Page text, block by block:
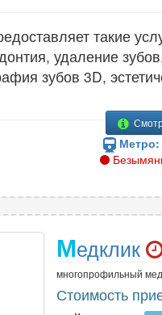
такие
удаление
зубов 3D,
Метро:
Медклик
многопрофильный
Стоимость